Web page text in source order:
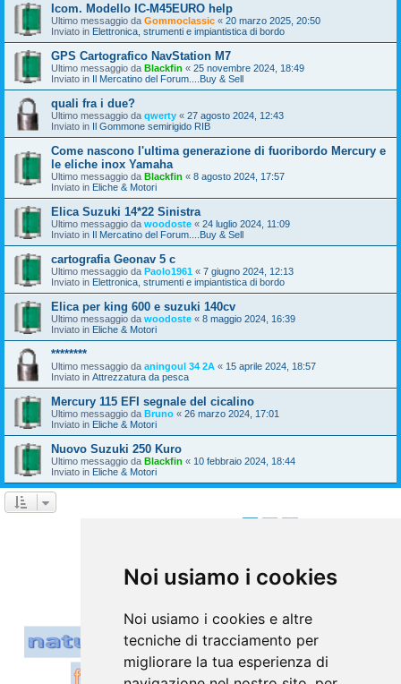
Noi usiamo i cookies
Noi usiamo i cookies e altre
tecniche di tracciamento per
migliorare la tua esperienza di
Icom. Modello IC-M45EURO help
Ultimo messaggio da Gommoclassic « 20 marzo 2025, 20:50
Inviato in Elettronica, strumenti e impiantistica di bordo
GPS Cartografico NavStation M7
Ultimo messaggio da Blackfin « 25 novembre 2024, 18:49
Inviato in Il Mercatino del Forum....Buy & Sell
quali fra i due?
Ultimo messaggio da qwerty « 27 agosto 2024, 12:43
Inviato in Il Gommone semirigido RIB
Come nascono l'ultima generazione di fuoribordo Mercury e
le eliche inox Yamaha
Ultimo messaggio da Blackfin « 8 agosto 2024, 17:57
Inviato in Eliche & Motori
Elica Suzuki 14*22 Sinistra
Ultimo messaggio da woodoste « 24 luglio 2024, 11:09
Inviato in Il Mercatino del Forum....Buy & Sell
cartografia Geonav 5 c
Ultimo messaggio da Paolo1961 « 7 giugno 2024, 12:13
Inviato in Elettronica, strumenti e impiantistica di bordo
Elica per king 600 e suzuki 140cv
Ultimo messaggio da woodoste « 8 maggio 2024, 16:39
Inviato in Eliche & Motori
********
Ultimo messaggio da aningoul 34 2A « 15 aprile 2024, 18:57
Inviato in Attrezzatura da pesca
Mercury 115 EFI segnale del cicalino
Ultimo messaggio da Bruno « 26 marzo 2024, 17:01
Inviato in Eliche & Motori
Nuovo Suzuki 250 Kuro
Ultimo messaggio da Blackfin « 10 febbraio 2024, 18:44
Inviato in Eliche & Motori